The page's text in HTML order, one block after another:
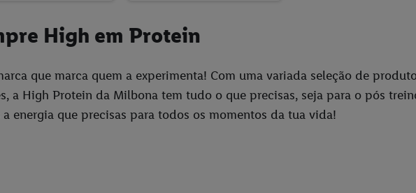
High em Protein
que marca quem a experimenta! Com uma variada seleção de
a High Protein da Milbona tem tudo o que precisas, seja para o pós
a energia que precisas para todos os momentos da tua vida!